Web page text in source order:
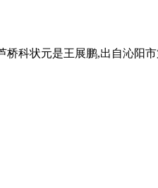
科状元是王展鹏,出自沁阳